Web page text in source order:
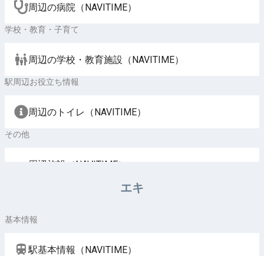
周辺の病院（NAVITIME）
学校・教育・子育て
周辺の学校・教育施設（NAVITIME）
駅周辺お役立ち情報
周辺のトイレ（NAVITIME）
その他
周辺施設（NAVITIME）
エキ
基本情報
駅基本情報（NAVITIME）